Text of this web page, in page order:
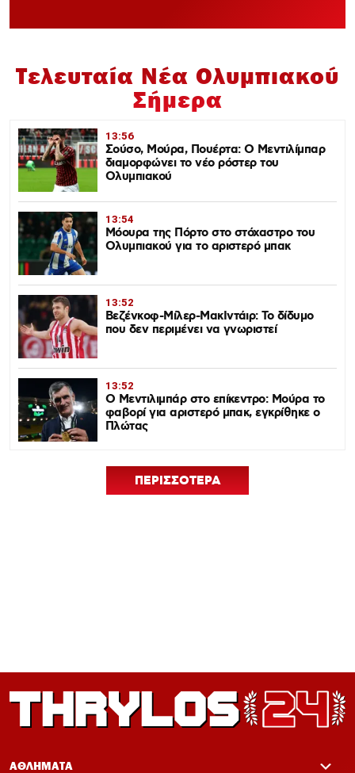
Τελευταία Νέα Ολυμπιακού
Σήμερα
13:56
Σούσο, Μούρα, Πουέρτα: Ο Μεντιλίμπαρ
διαμορφώνει το νέο ρόστερ του
Ολυμπιακού
13:54
Μόουρα της Πόρτο στο στόχαστρο του
Ολυμπιακού για το αριστερό μπακ
13:52
Βεζένκοφ-Μίλερ-ΜακΙντάιρ: Το δίδυμο
που δεν περιμένει να γνωριστεί
13:52
Ο Μεντιλιμπάρ στο επίκεντρο: Μούρα το
φαβορί για αριστερό μπακ, εγκρίθηκε ο
Πλώτας
ΠΕΡΙΣΣΟΤΕΡΑ
ΑΘΛΗΜΑΤΑ